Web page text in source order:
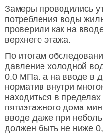
Замеры проводились
потребления воды
проверили как на
верхнего этажа.
По итогам
давление холодной
0,0 МПа, а на вводе в
норматив внутри
находиться в
пятиэтажного дома
вводе даже при
должен быть не ниже